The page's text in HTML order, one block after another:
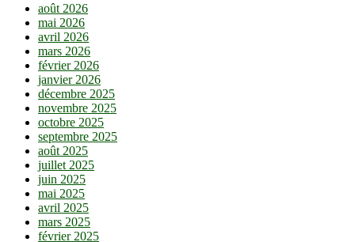
août 2026
mai 2026
avril 2026
mars 2026
février 2026
janvier 2026
décembre 2025
novembre 2025
octobre 2025
septembre 2025
août 2025
juillet 2025
juin 2025
mai 2025
avril 2025
mars 2025
février 2025